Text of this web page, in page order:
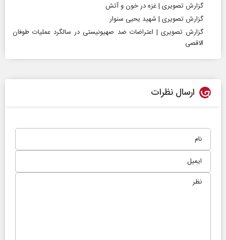
گزارش تصویری | غزه در خون و آتش
گزارش تصویری | شهید یحیی سنوار
گزارش تصویری | اعتراضات ضد صهیونیستی در سالگرد عملیات طوفان
الاقصی
ارسال نظرات